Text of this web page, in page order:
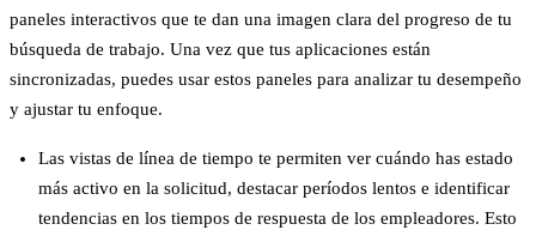
paneles interactivos que te dan una imagen clara del progreso de tu
búsqueda de trabajo. Una vez que tus aplicaciones están
sincronizadas, puedes usar estos paneles para analizar tu desempeño
y ajustar tu enfoque.
Las vistas de línea de tiempo te permiten ver cuándo has estado
más activo en la solicitud, destacar períodos lentos e identificar
tendencias en los tiempos de respuesta de los empleadores. Esto